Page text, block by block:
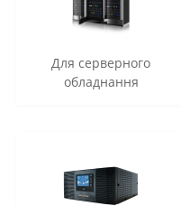
Для серверного
обладнання